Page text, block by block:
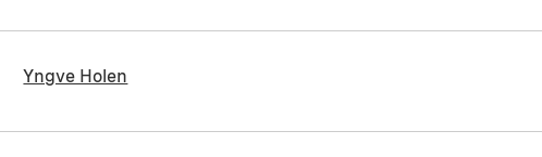
Yngve Holen